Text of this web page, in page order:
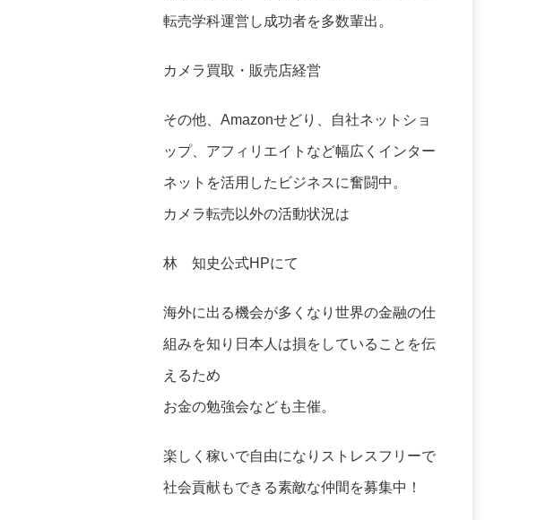
転売学科運営し成功者を多数輩出。
カメラ買取・販売店経営
その他、Amazonせどり、自社ネットショ
ップ、アフィリエイトなど幅広くインター
ネットを活用したビジネスに奮闘中。
カメラ転売以外の活動状況は
林 知史公式HPにて
海外に出る機会が多くなり世界の金融の仕
組みを知り日本人は損をしていることを伝
えるため
お金の勉強会なども主催。
楽しく稼いで自由になりストレスフリーで
社会貢献もできる素敵な仲間を募集中！